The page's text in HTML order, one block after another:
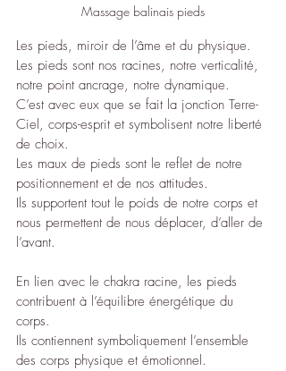
Massage balinais pieds
Les pieds, miroir de l’âme et du physique.
Les pieds sont nos racines, notre verticalité,
notre point ancrage, notre dynamique.
C’est avec eux que se fait la jonction Terre-
Ciel, corps-esprit et symbolisent notre liberté
de choix.
Les maux de pieds sont le reflet de notre
positionnement et de nos attitudes.
Ils supportent tout le poids de notre corps et
nous permettent de nous déplacer, d’aller de
l’avant.
En lien avec le chakra racine, les pieds
contribuent à l’équilibre énergétique du
corps.
Ils contiennent symboliquement l’ensemble
des corps physique et émotionnel.